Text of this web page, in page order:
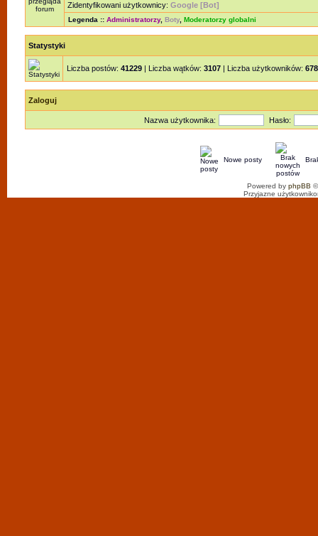
Zidentyfikowani użytkownicy: Google [Bot]
Legenda :: Administratorzy, Boty, Moderatorzy globalni
Statystyki
Liczba postów: 41229 | Liczba wątków: 3107 | Liczba użytkowników: 678
Zaloguj
Nazwa użytkownika: Hasło:
Nowe posty
Powered by phpBB
Przyjazne